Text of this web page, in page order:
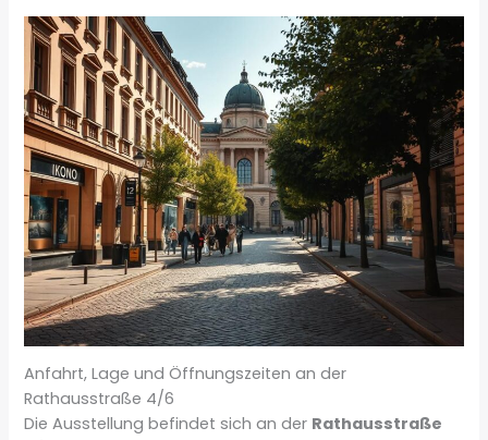
Anfahrt, Lage und Öffnungszeiten an der
Rathausstraße 4/6
Die Ausstellung befindet sich an der Rathausstraße